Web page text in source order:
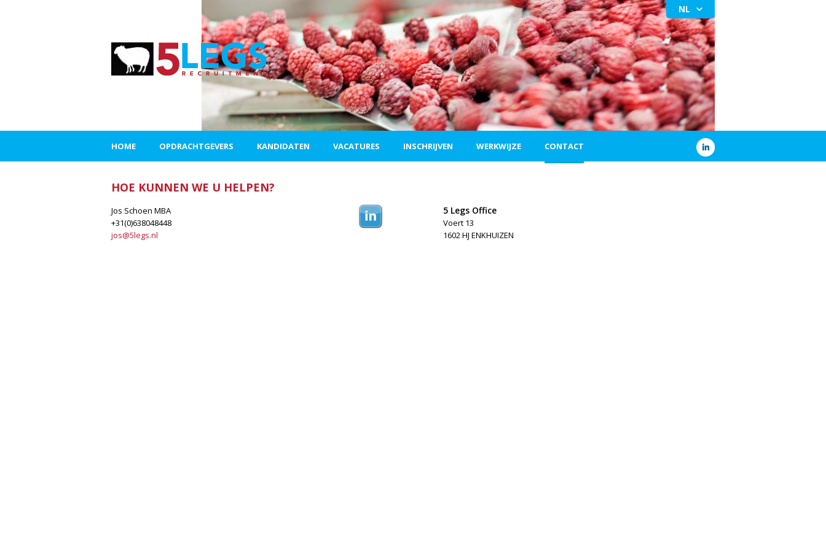
NL
HOME OPDRACHTGEVERS KANDIDATEN VACATURES INSCHRIJVEN WERKWIJZE CONTACT
HOE KUNNEN WE U HELPEN?
Jos Schoen MBA
+31(0)638048448
jos@5legs.nl
5 Legs Office
Voert 13
1602 HJ ENKHUIZEN